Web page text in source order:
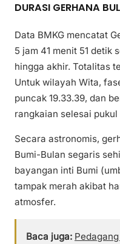
DURASI GERHANA
Data BMKG mencatat
5 jam 41 menit 51 detik
hingga akhir. Totalitas
Untuk wilayah Wita,
puncak 19.33.39, dan
rangkaian selesai pukul
Secara astronomis,
Bumi-Bulan segaris
bayangan inti Bumi
tampak merah akibat
atmosfer.
Baca juga: